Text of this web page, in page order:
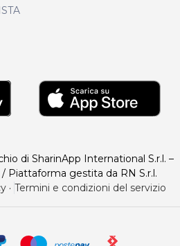
di SharinApp International S.r.l. –
/ Piattaforma gestita da RN S.r.l.
· Termini e condizioni del servizio